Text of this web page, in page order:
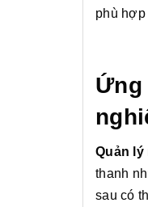
phù hợp
Ứng
Quản lý
thanh
sau có